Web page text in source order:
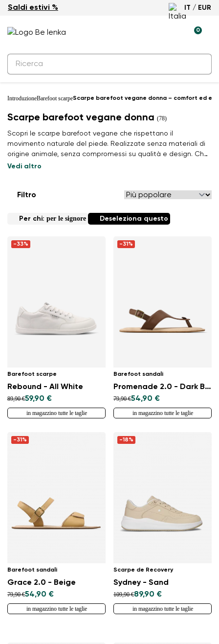
Saldi estivi % IT / EUR
0
IntroduzioneBarefoot scarpeScarpe barefoot vegane donna – comfort ed
Scarpe barefoot vegane donna (78)
Scopri le scarpe barefoot vegane che rispettano il
movimento naturale del piede. Realizzate senza materiali di
origine animale, senza compromessi su qualità e design. Che
tu stia cercando scarpe barefoot minimaliste per la città o
Vedi altro
Filtro
Per chi: per le signore Deseleziona questo
-33%
Barefoot scarpe
Rebound - All White
89,90 €59,90 €
in magazzino tutte le taglie
-31%
Barefoot sandali
Promenade 2.0 - Dark Brown
79,90 €54,90 €
in magazzino tutte le taglie
-31%
Barefoot sandali
Grace 2.0 - Beige
79,90 €54,90 €
in magazzino tutte le taglie
-18%
Scarpe de Recovery
Sydney - Sand
109,90 €89,90 €
in magazzino tutte le taglie